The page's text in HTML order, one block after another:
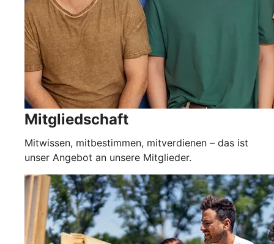
Mitgliedschaft
Mitwissen, mitbestimmen, mitverdienen – das ist
unser Angebot an unsere Mitglieder.